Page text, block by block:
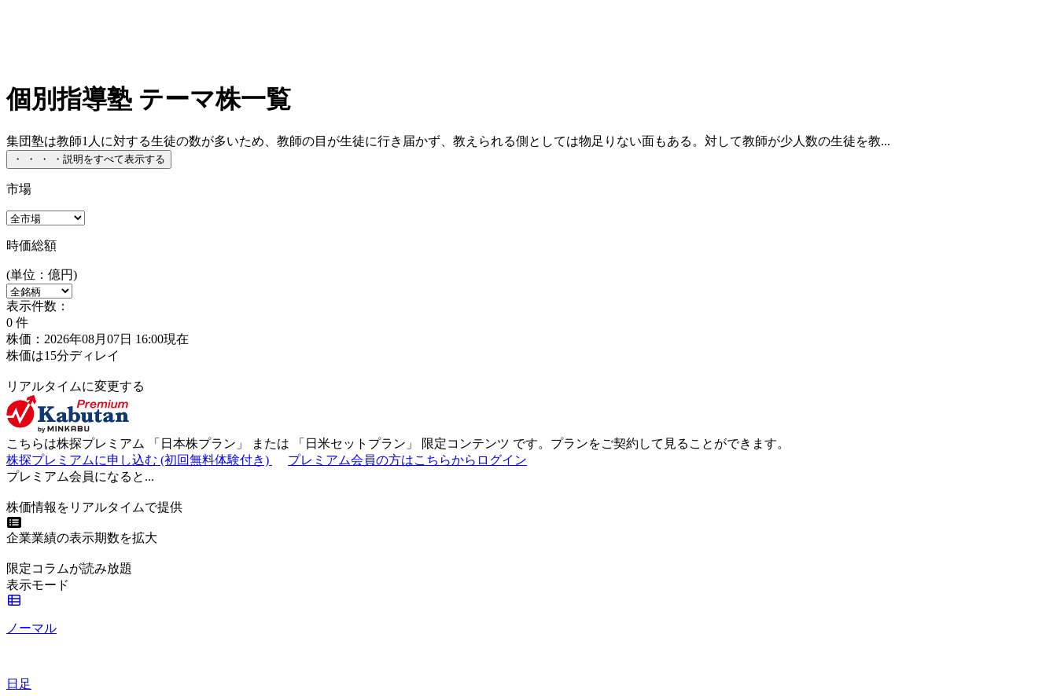
個別指導塾 テーマ株一覧
集団塾は教師1人に対する生徒の数が多いため、教師の目が生徒に行き届かず、教えられる側としては物足りない面もある。対して教師が少人数の生徒を教...
・ ・ ・ ・ 説明をすべて表示する
市場
時価総額
(単位：億円)
表示件数：
0 件
株価：2026年08月07日 16:00現在
株価は15分ディレイ
リアルタイムに変更する
こちらは株探プレミアム 「 日本株プラン 」 または 「 日米セットプラン 」 限定コンテンツ です。プランをご契約して見ることができます。
株探プレミアムに申し込む (初回無料体験付き)
プレミアム会員の方はこちらからログイン
プレミアム会員になると...
株価情報をリアルタイムで提供
企業業績の表示期数を拡大
限定コラムが読み放題
表示モード
ノーマル
日足